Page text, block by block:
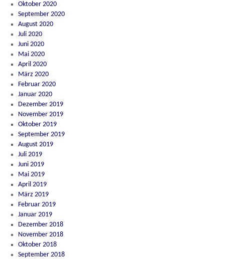
Oktober 2020
September 2020
August 2020
Juli 2020
Juni 2020
Mai 2020
April 2020
März 2020
Februar 2020
Januar 2020
Dezember 2019
November 2019
Oktober 2019
September 2019
August 2019
Juli 2019
Juni 2019
Mai 2019
April 2019
März 2019
Februar 2019
Januar 2019
Dezember 2018
November 2018
Oktober 2018
September 2018